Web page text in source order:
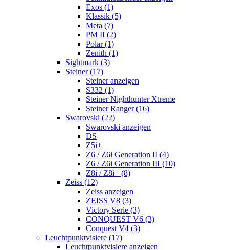
Exos (1)
Klassik (5)
Meta (7)
PM II (2)
Polar (1)
Zenith (1)
Sightmark (3)
Steiner (17)
Steiner anzeigen
S332 (1)
Steiner Nighthunter Xtreme
Steiner Ranger (16)
Swarovski (22)
Swarovski anzeigen
DS
Z5i+
Z6 / Z6i Generation II (4)
Z6 / Z6i Generation III (10)
Z8i / Z8i+ (8)
Zeiss (12)
Zeiss anzeigen
ZEISS V8 (3)
Victory Serie (3)
CONQUEST V6 (3)
Conquest V4 (3)
Leuchtpunktvisiere (17)
Leuchtpunktvisiere anzeigen